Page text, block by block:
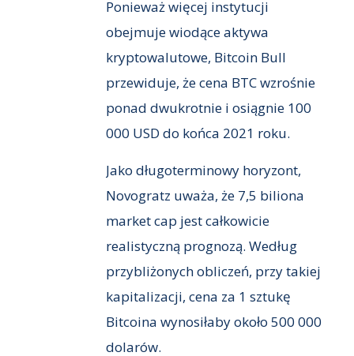
Ponieważ więcej instytucji
obejmuje wiodące aktywa
kryptowalutowe, Bitcoin Bull
przewiduje, że cena BTC wzrośnie
ponad dwukrotnie i osiągnie 100
000 USD do końca 2021 roku.
Jako długoterminowy horyzont,
Novogratz uważa, że 7,5 biliona
market cap jest całkowicie
realistyczną prognozą. Według
przybliżonych obliczeń, przy takiej
kapitalizacji, cena za 1 sztukę
Bitcoina wynosiłaby około 500 000
dolarów.